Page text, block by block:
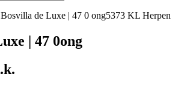
Bosvilla de Luxe | 47 0 ong5373 KL Herpen
| 47 0ong